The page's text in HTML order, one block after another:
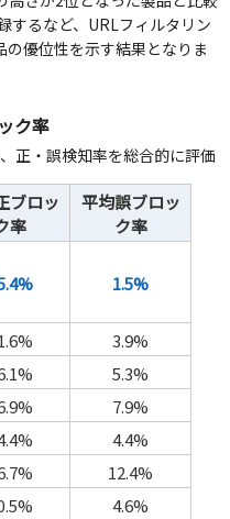
するなど、URLフィルタリン
優位性を示す結果となりま
ク率
正・誤検知率を総合的に評価
ブロッ
率
平均誤ブロッ
ク率
1.5%
3.9%
5.3%
7.9%
4.4%
12.4%
4.6%